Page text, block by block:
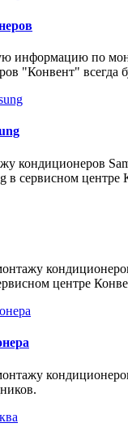
информацию по
"Конвент" всегда
кондиционеров
в сервисном центре
центре